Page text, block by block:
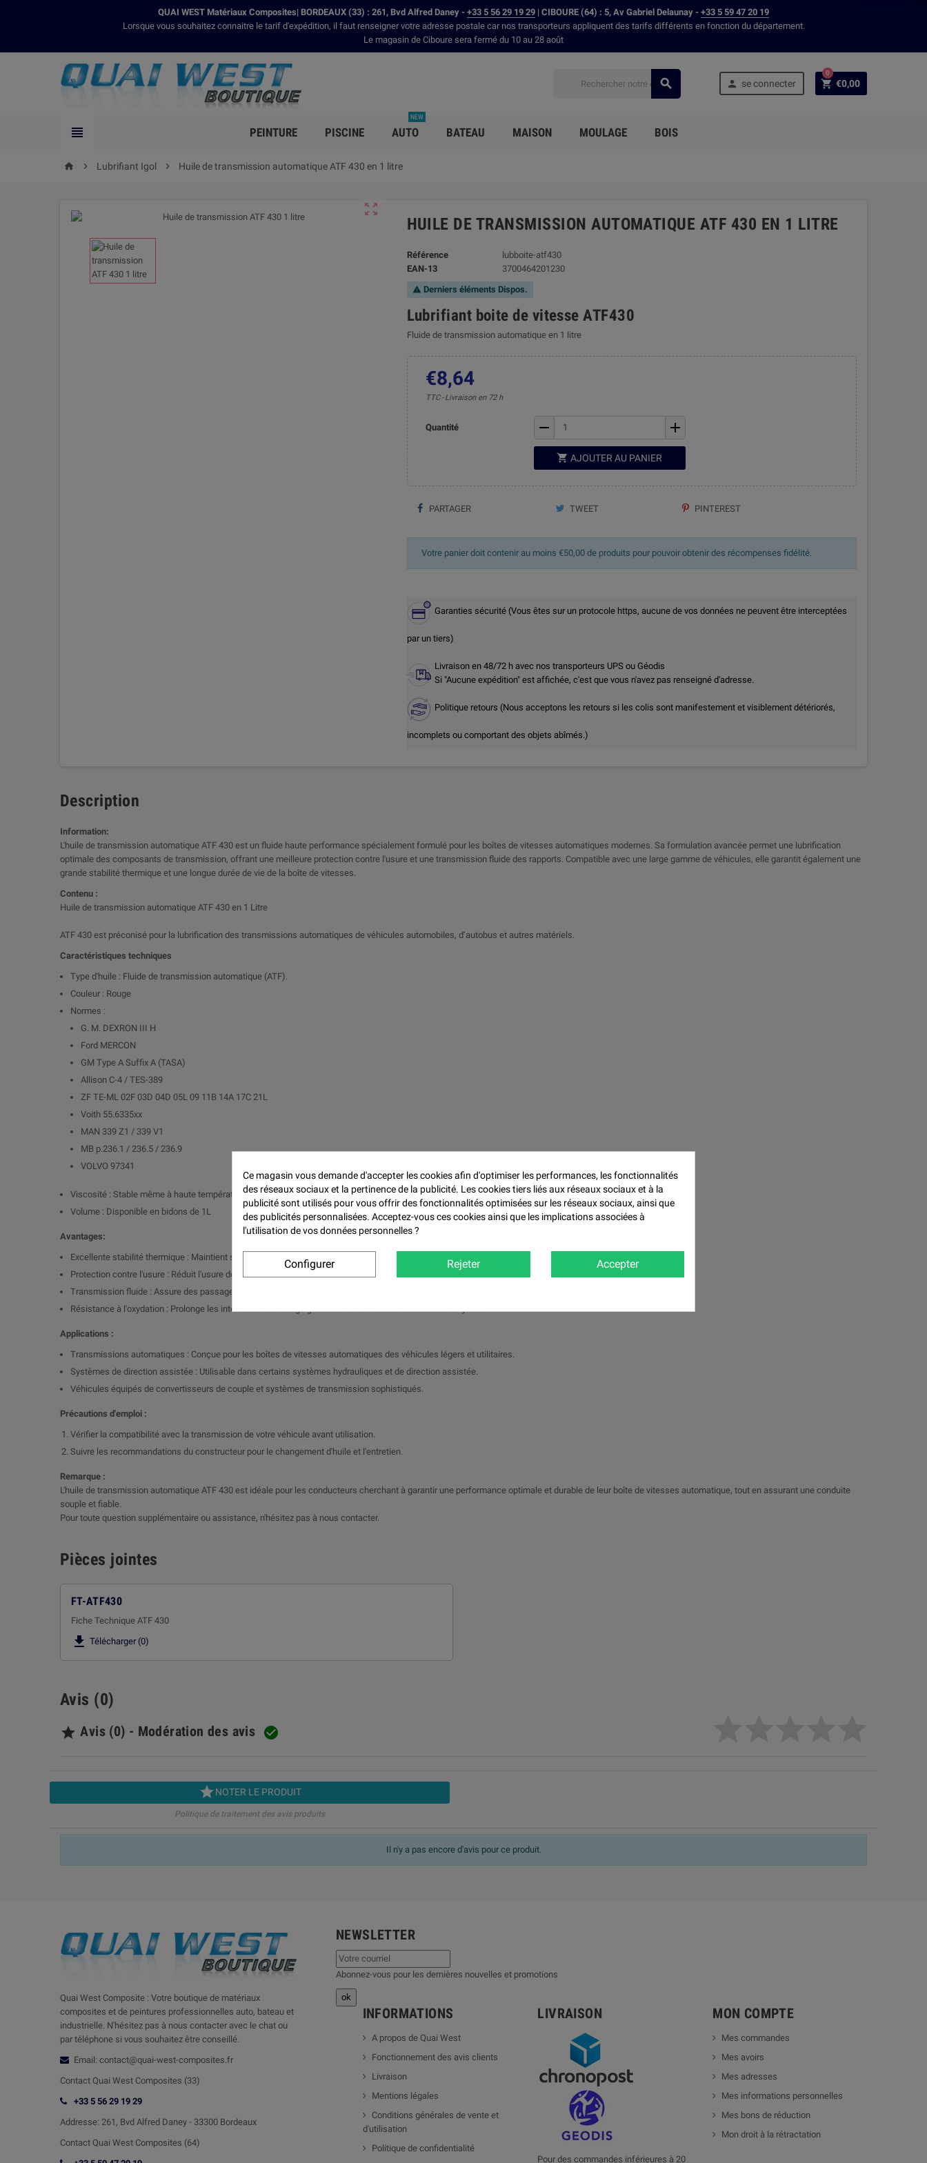
QUAI WEST Matériaux Composites| BORDEAUX (33) : 261, Bvd Alfred Daney - +33 5 56 29 19 29 | CIBOURE (64) : 5, Av Gabriel Delaunay - +33 5 59 47 20 19
Lorsque vous souhaitez connaitre le tarif d'expédition, il faut renseigner votre adresse postale car nos transporteurs appliquent des tarifs différents en fonction du département.
Le magasin de Ciboure sera fermé du 10 au 28 août
  se connecter  €0,00
0
 PEINTURE PISCINE AUTO
NEW
BATEAU MAISON MOULAGE BOIS
home  Lubrifiant Igol  Huile de transmission automatique ATF 430 en 1 litre

HUILE DE TRANSMISSION AUTOMATIQUE ATF 430 EN 1 LITRE
Référence
lubboite-atf430
EAN-13
3700464201230
 Derniers éléments Dispos.
Lubrifiant boite de vitesse ATF430
Fluide de transmission automatique en 1 litre
€8,64
TTC Livraison en 72 h
Quantité remove add
 AJOUTER AU PANIER
PARTAGER TWEET PINTEREST
Votre panier doit contenir au moins €50,00 de produits pour pouvoir obtenir des récompenses fidélité.
Garanties sécurité (Vous êtes sur un protocole https, aucune de vos données ne peuvent être interceptées
par un tiers)
Livraison en 48/72 h avec nos transporteurs UPS ou Géodis
Si "Aucune expédition" est affichée, c'est que vous n'avez pas renseigné d'adresse.
Politique retours (Nous acceptons les retours si les colis sont manifestement et visiblement détériorés,
incomplets ou comportant des objets abîmés.)
Description
Information:
L'huile de transmission automatique ATF 430 est un fluide haute performance spécialement formulé pour les boîtes de vitesses automatiques modernes. Sa formulation avancée permet une lubrification
optimale des composants de transmission, offrant une meilleure protection contre l'usure et une transmission fluide des rapports. Compatible avec une large gamme de véhicules, elle garantit également une
grande stabilité thermique et une longue durée de vie de la boîte de vitesses.
Contenu :
Huile de transmission automatique ATF 430 en 1 Litre
ATF 430 est préconisé pour la lubrification des transmissions automatiques de véhicules automobiles, d’autobus et autres matériels.
Caractéristiques techniques
Type d'huile : Fluide de transmission automatique (ATF).
Couleur : Rouge
Normes :
G. M. DEXRON III H
Ford MERCON
GM Type A Suffix A (TASA)
Allison C-4 / TES-389
ZF TE-ML 02F 03D 04D 05L 09 11B 14A 17C 21L
Voith 55.6335xx
MAN 339 Z1 / 339 V1
MB p.236.1 / 236.5 / 236.9
VOLVO 97341
Viscosité : Stable même à haute température pour une protection optimale.
Volume : Disponible en bidons de 1L
Avantages:
Excellente stabilité thermique : Maintient ses propriétés lubrifiantes même sous des températures élevées, assurant une protection constante.
Protection contre l'usure : Réduit l'usure des engrenages et prolonge la durée de vie de la transmission.
Transmission fluide : Assure des passages de vitesse doux et sans à-coups pour une conduite confortable.
Résistance à l'oxydation : Prolonge les intervalles de vidange grâce à une formulation résistante à l'oxydation.
Applications :
Transmissions automatiques : Conçue pour les boîtes de vitesses automatiques des véhicules légers et utilitaires.
Systèmes de direction assistée : Utilisable dans certains systèmes hydrauliques et de direction assistée.
Véhicules équipés de convertisseurs de couple et systèmes de transmission sophistiqués.
Précautions d'emploi :
Vérifier la compatibilité avec la transmission de votre véhicule avant utilisation.
Suivre les recommandations du constructeur pour le changement d'huile et l'entretien.
Remarque :
L'huile de transmission automatique ATF 430 est idéale pour les conducteurs cherchant à garantir une performance optimale et durable de leur boîte de vitesses automatique, tout en assurant une conduite
souple et fiable.
Pour toute question supplémentaire ou assistance, n'hésitez pas à nous contacter.
Pièces jointes
FT-ATF430
Fiche Technique ATF 430
 Télécharger (0)
Avis (0)
 Avis (0) - Modération des avis 
NOTER LE PRODUIT
Politique de traitement des avis produits
Il n'y a pas encore d'avis pour ce produit.
Quai West Composite : Votre boutique de matériaux
composites et de peintures professionnelles auto, bateau et
industrielle. N'hésitez pas à nous contacter avec le chat ou
par téléphone si vous souhaitez être conseillé.
Email: contact@quai-west-composites.fr
Contact Quai West Composites (33)
+33 5 56 29 19 29
Addresse: 261, Bvd Alfred Daney - 33300 Bordeaux
Contact Quai West Composites (64)
NEWSLETTER
Abonnez-vous pour les dernières nouvelles et promotions
INFORMATIONS
A propos de Quai West
Fonctionnement des avis clients
Livraison
Mentions légales
Conditions générales de vente et
d'utilisation
Politique de confidentialité
LIVRAISON
Pour des commandes inférieures à 20
MON COMPTE
Mes commandes
Mes avoirs
Mes adresses
Mes informations personnelles
Mes bons de réduction
Mon droit à la rétractation
Ce magasin vous demande d'accepter les cookies afin d'optimiser les performances, les fonctionnalités
des réseaux sociaux et la pertinence de la publicité. Les cookies tiers liés aux réseaux sociaux et à la
publicité sont utilisés pour vous offrir des fonctionnalités optimisées sur les réseaux sociaux, ainsi que
des publicités personnalisées. Acceptez-vous ces cookies ainsi que les implications associées à
l'utilisation de vos données personnelles ?
Configurer Rejeter Accepter